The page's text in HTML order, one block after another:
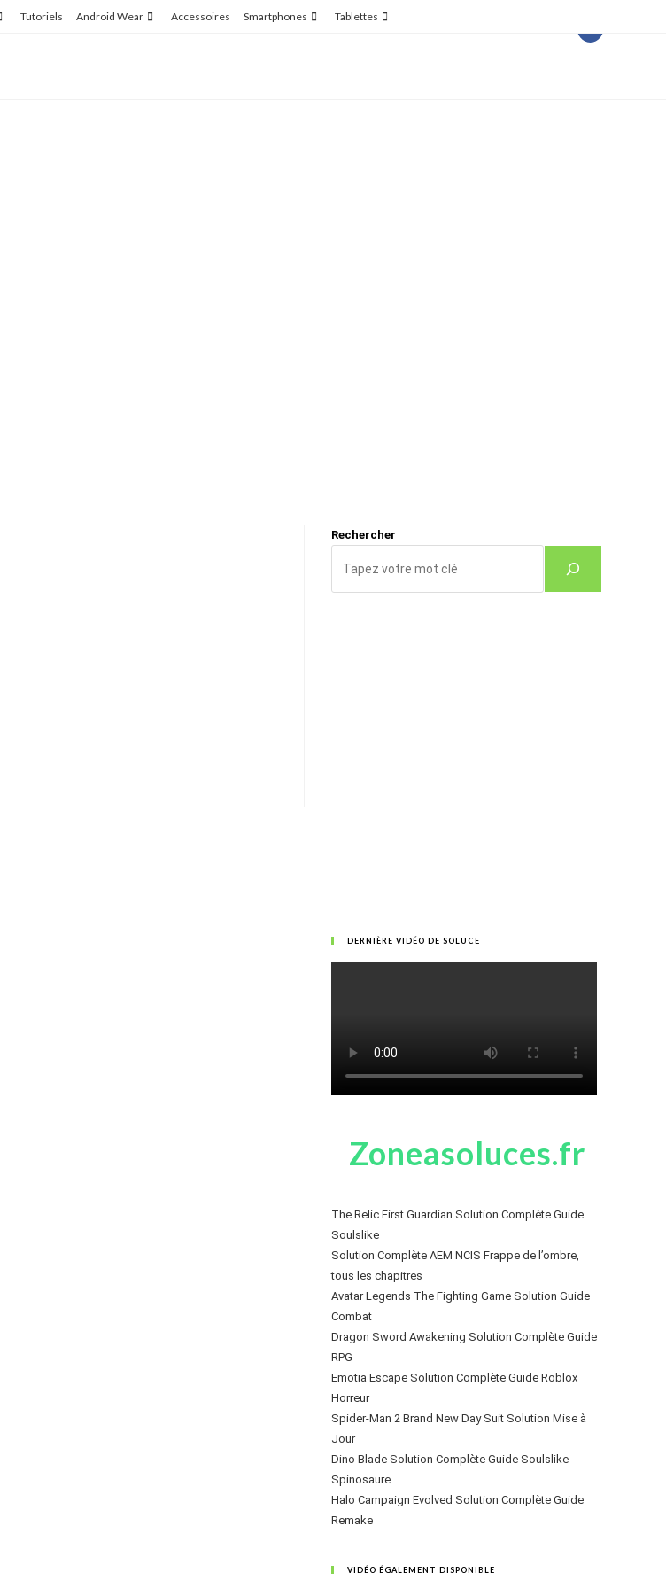
Tutoriels Android Wear Accessoires Smartphones Tablettes
Rechercher
DERNIÈRE VIDÉO DE SOLUCE
Zoneasoluces.fr
The Relic First Guardian Solution Complète Guide
Soulslike
Solution Complète AEM NCIS Frappe de l’ombre,
tous les chapitres
Avatar Legends The Fighting Game Solution Guide
Combat
Dragon Sword Awakening Solution Complète Guide
RPG
Emotia Escape Solution Complète Guide Roblox
Horreur
Spider-Man 2 Brand New Day Suit Solution Mise à
Jour
Dino Blade Solution Complète Guide Soulslike
Spinosaure
Halo Campaign Evolved Solution Complète Guide
Remake
VIDÉO ÉGALEMENT DISPONIBLE